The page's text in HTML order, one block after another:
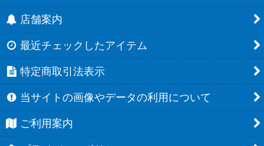
店舗案内
最近チェックしたアイテム
特定商取引法表示
当サイトの画像やデータの利用について
ご利用案内